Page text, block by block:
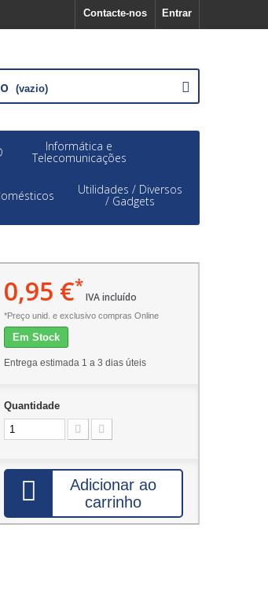
Entrar
Contacte-nos
(vazio)
Informática e
Telecomunicações
Utilidades / Diversos
/ Gadgets
0,95 €*
IVA incluído
*Preço unid. e exclusivo compras Online
Em Stock
Entrega estimada 1 a 3 dias úteis
Quantidade
Adicionar ao
carrinho